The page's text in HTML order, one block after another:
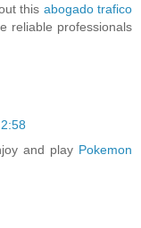
this abogado trafico
reliable professionals
and play Pokemon